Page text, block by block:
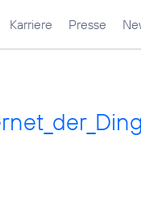
Karriere Presse